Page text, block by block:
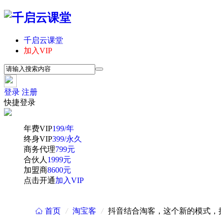
千启云课堂
加入VIP
登录 注册
快捷登录
年费VIP199/年
终身VIP399/永久
商务代理799元
合伙人 1999元
加盟商8600元
点击开通加入VIP
 首页 / 淘宝客 / 抖音结合淘客，这个新的模式